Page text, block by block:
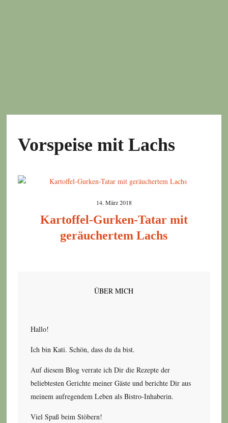
Vorspeise mit Lachs
14. März 2018
Kartoffel-Gurken-Tatar mit
geräuchertem Lachs
ÜBER MICH
Hallo!
Ich bin Kati. Schön, dass du da bist.
Auf diesem Blog verrate ich Dir die Rezepte der
beliebtesten Gerichte meiner Gäste und berichte Dir aus
meinem aufregendem Leben als Bistro-Inhaberin.
Viel Spaß beim Stöbern!